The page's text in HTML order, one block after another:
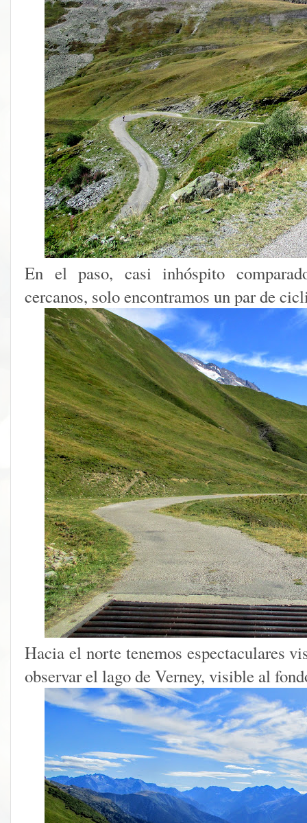
En el paso, casi inhóspito
cercanos, solo encontramos un par de
Hacia el norte tenemos espectaculares
observar el lago de Verney, visible al